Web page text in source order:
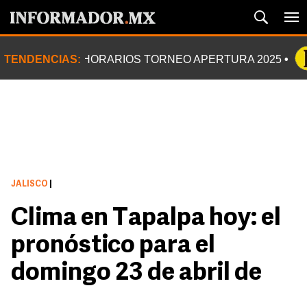
TENDENCIAS: HORARIOS TORNEO APERTURA 2025
JALISCO
Clima en Tapalpa hoy: el
pronóstico para el
domingo 23 de abril de